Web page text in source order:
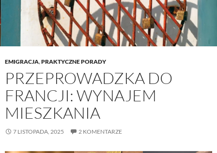
EMIGRACJA,PRAKTYCZNE PORADY
PRZEPROWADZKA DO
FRANCJI: WYNAJEM
MIESZKANIA
7 LISTOPADA, 2025 2 KOMENTARZE